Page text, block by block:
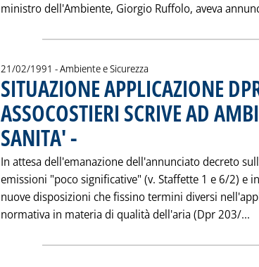
ministro dell'Ambiente, Giorgio Ruffolo, aveva
21/02/1991 - Ambiente e Sicurezza
SITUAZIONE APPLICAZIONE
ASSOCOSTIERI SCRIVE AD
SANITA' -
In attesa dell'emanazione dell'annunciato decreto
emissioni "poco significative" (v. Staffette 1 e 6/2) e
nuove disposizioni che fissino termini diversi
normativa in materia di qualità dell'aria (Dpr 203/...